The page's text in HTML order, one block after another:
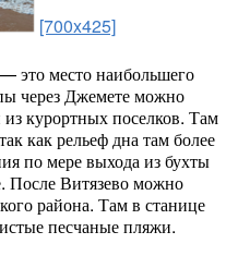
[700x425]
место наибольшего
через Джемете можно
курортных поселков. Там
как рельеф дна там более
по мере выхода из бухты
После Витязево можно
района. Там в станице
песчаные пляжи.